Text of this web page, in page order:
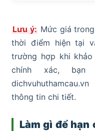
Lưu ý: Mức giá
thời điểm hiện tại
trường hợp khi
chính xác,
dichvuhuthamcau.vn
thông tin chi tiết.
Làm gì để hạn